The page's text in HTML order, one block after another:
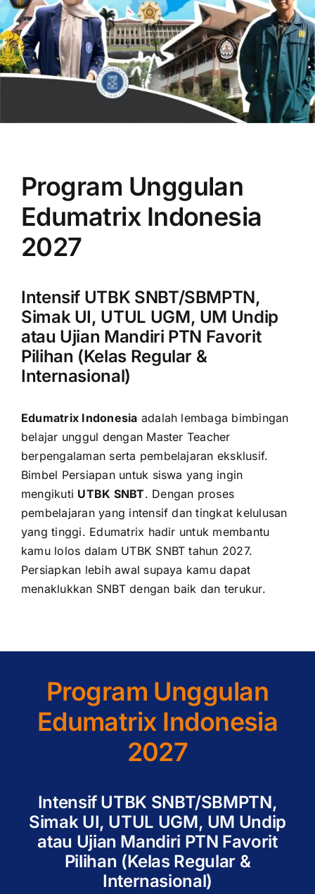
OUR PROGRAM
CONTACT US
Program Unggulan
Edumatrix Indonesia
2027
Intensif UTBK SNBT/SBMPTN,
Simak UI, UTUL UGM, UM Undip
atau Ujian Mandiri PTN Favorit
Pilihan (Kelas Regular &
Internasional)
Edumatrix Indonesia adalah lembaga bimbingan
belajar unggul dengan Master Teacher
berpengalaman serta pembelajaran eksklusif.
Bimbel Persiapan untuk siswa yang ingin
mengikuti UTBK SNBT. Dengan proses
pembelajaran yang intensif dan tingkat kelulusan
yang tinggi. Edumatrix hadir untuk membantu
kamu lolos dalam UTBK SNBT tahun 2027.
Persiapkan lebih awal supaya kamu dapat
menaklukkan SNBT dengan baik dan terukur.
Program Unggulan
Edumatrix Indonesia
2027
Intensif UTBK SNBT/SBMPTN,
Simak UI, UTUL UGM, UM Undip
atau Ujian Mandiri PTN Favorit
Pilihan (Kelas Regular &
Internasional)